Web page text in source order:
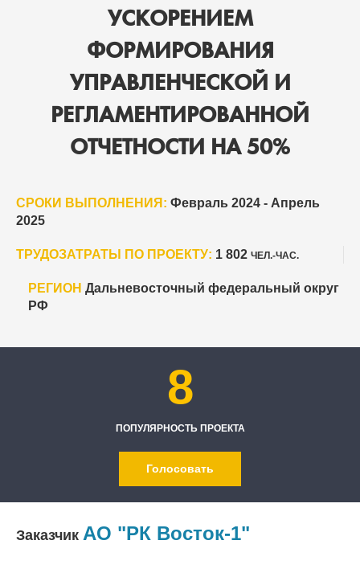
УСКОРЕНИЕМ
ФОРМИРОВАНИЯ
УПРАВЛЕНЧЕСКОЙ И
РЕГЛАМЕНТИРОВАННОЙ
ОТЧЕТНОСТИ НА 50%
СРОКИ ВЫПОЛНЕНИЯ: Февраль 2024 - Апрель
2025
ТРУДОЗАТРАТЫ ПО ПРОЕКТУ: 1 802 ЧЕЛ.-ЧАС.
РЕГИОН Дальневосточный федеральный округ
РФ
8
ПОПУЛЯРНОСТЬ ПРОЕКТА
Голосовать
Заказчик АО "РК Восток-1"